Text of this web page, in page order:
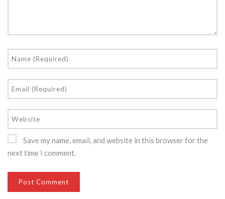
Save my name, email, and website in this browser for the
next time I comment.